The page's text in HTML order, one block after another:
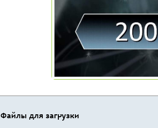
Файлы для загрузки